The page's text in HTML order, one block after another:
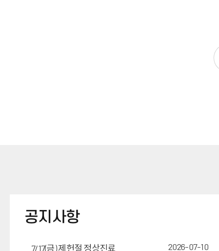
공지사항
7/17(금) 제헌절 정상진료 2026-07-10